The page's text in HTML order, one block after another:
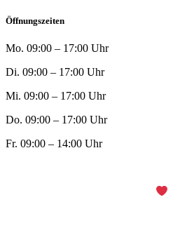
Öffnungszeiten
Mo. 09:00 – 17:00 Uhr
Di. 09:00 – 17:00 Uhr
Mi. 09:00 – 17:00 Uhr
Do. 09:00 – 17:00 Uhr
Fr. 09:00 – 14:00 Uhr